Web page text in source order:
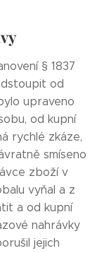
§ 1837
od
upraveno
od kupní
rychlé zkáze,
smíseno
zboží v
vyňal a z
a od kupní
nahrávky
jejich